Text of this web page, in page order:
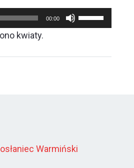
00:00
Używaj
strzałek
góry
kwiaty.
Warmiński